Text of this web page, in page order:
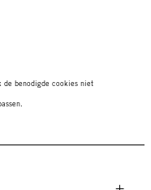
benodigde cookies niet